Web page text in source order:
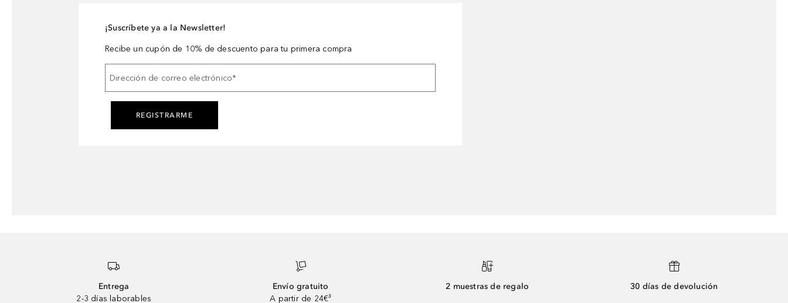
¡Suscríbete ya a la Newsletter!
Recibe un cupón de 10% de descuento para tu primera compra
Dirección de correo electrónico*
REGISTRARME
Entrega
2-3 días laborables
Envío gratuito
A partir de 24€³
2 muestras de regalo 30 días de devolución